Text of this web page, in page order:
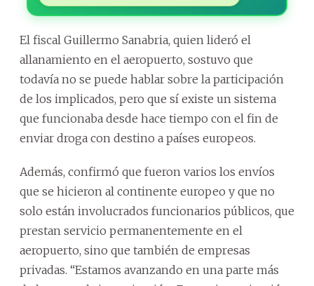
El fiscal Guillermo Sanabria, quien lideró el
allanamiento en el aeropuerto, sostuvo que
todavía no se puede hablar sobre la participación
de los implicados, pero que sí existe un sistema
que funcionaba desde hace tiempo con el fin de
enviar droga con destino a países europeos.
Además, confirmó que fueron varios los envíos
que se hicieron al continente europeo y que no
solo están involucrados funcionarios públicos, que
prestan servicio permanentemente en el
aeropuerto, sino que también de empresas
privadas. “Estamos avanzando en una parte más